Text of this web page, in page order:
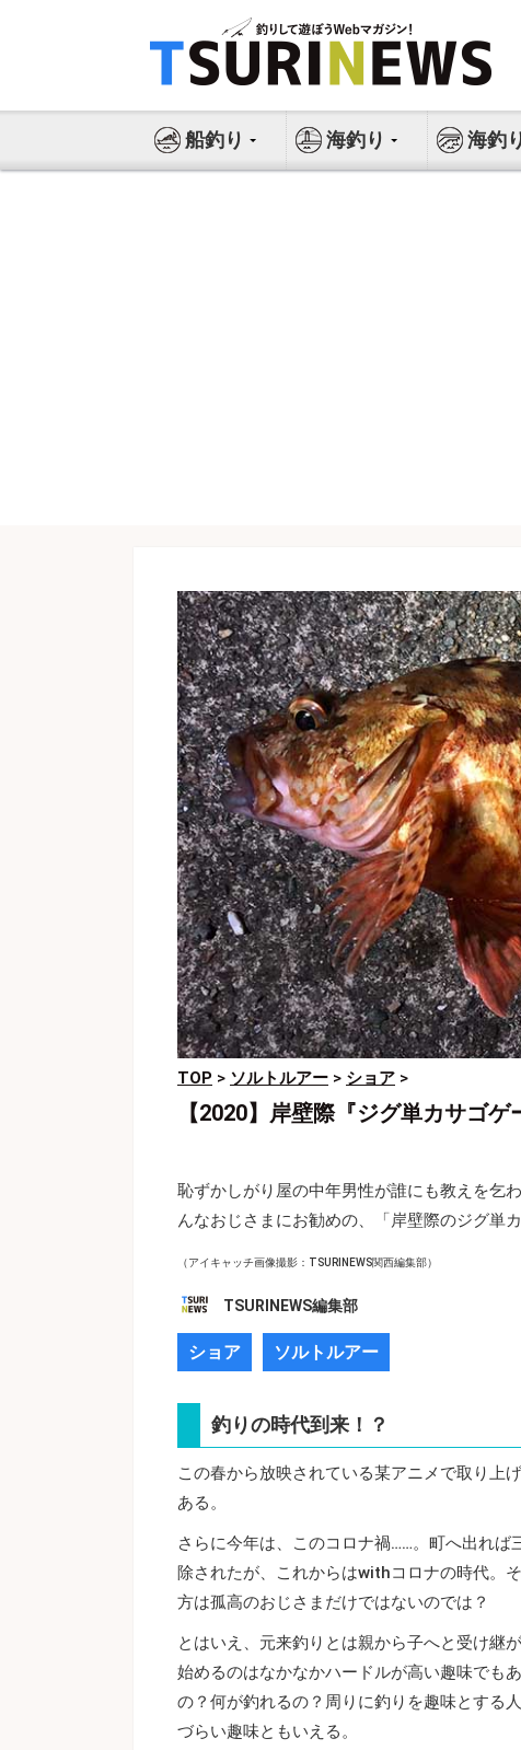
ス
船釣り 海釣り 海釣
TOP > ソルトルアー > ショア >
【2020】岸壁際『ジグ単カサゴ
恥ずかしがり屋の中年男性が誰にも教えを乞
んなおじさまにお勧めの、「岸壁際のジグ単
（アイキャッチ画像撮影：TSURINEWS関西編集部）
TSURINEWS編集部
ショア ソルトルアー
釣りの時代到来！？
この春から放映されている某アニメで取り上
ある。
さらに今年は、このコロナ禍……。町へ出れ
除されたが、これからはwithコロナの時代。
方は孤高のおじさまだけではないのでは？
とはいえ、元来釣りとは親から子へと受け継
始めるのはなかなかハードルが高い趣味でも
の？何が釣れるの？周りに釣りを趣味とする
づらい趣味ともいえる。